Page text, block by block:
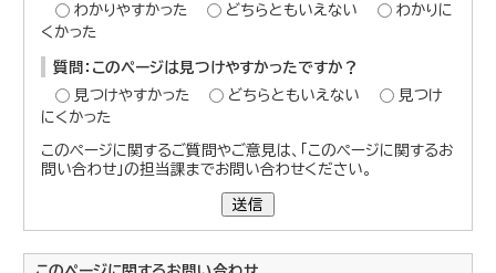
わかりやすかった
どちらともいえない
わかりに
くかった
質問：このページは見つけやすかったですか？
見つけやすかった
どちらともいえない
見つけ
にくかった
このページに関するご質問やご意見は、「このページに関するお
問い合わせ」の担当課までお問い合わせください。
送信